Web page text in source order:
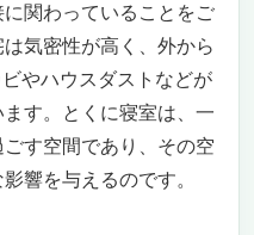
関わっていることをご
気密性が高く、外から
やハウスダストなどが
す。とくに寝室は、一
す空間であり、その空
響を与えるのです。